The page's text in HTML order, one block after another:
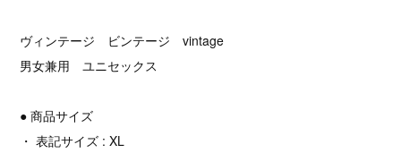
ヴィンテージ ビンテージ vintage
男女兼用 ユニセックス
● 商品サイズ
・ 表記サイズ : XL